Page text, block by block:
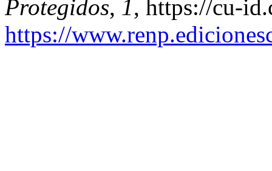
Protegidos, 1, https://cu-
https://